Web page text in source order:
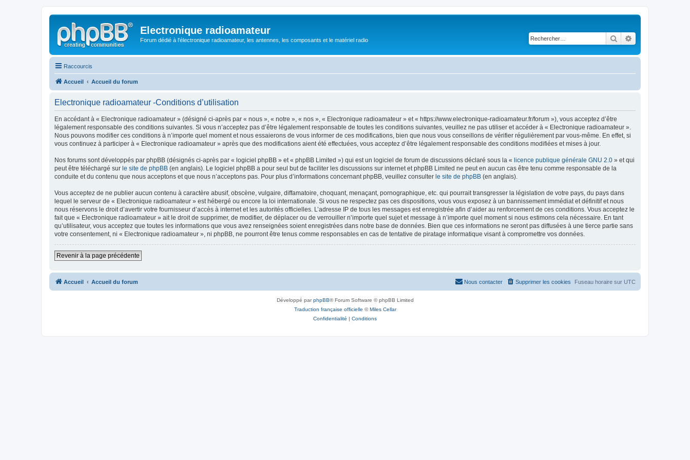
Electronique radioamateur
Forum dédié à l'électronique radioamateur, les antennes, les composants et le matériel radio Rechercher
Raccourcis
Accueil Accueil du forum
Electronique radioamateur -Conditions d’utilisation
En accédant à « Electronique radioamateur » (désigné ci-après par « nous », « notre », « nos », « Electronique radioamateur » et « https://www.electronique-radioamateur.fr/forum »), vous acceptez d’être
légalement responsable des conditions suivantes. Si vous n’acceptez pas d’être légalement responsable de toutes les conditions suivantes, veuillez ne pas utiliser et accéder à « Electronique radioamateur ».
Nous pouvons modifier ces conditions à n’importe quel moment et nous essaierons de vous informer de ces modifications, bien que nous vous conseillons de vérifier régulièrement par vous-même. En effet, si
vous continuez à participer à « Electronique radioamateur » après que des modifications aient été effectuées, vous acceptez d’être légalement responsable des conditions modifiées et mises à jour.
Nos forums sont développés par phpBB (désignés ci-après par « logiciel phpBB » et « phpBB Limited ») qui est un logiciel de forum de discussions déclaré sous la « licence publique générale GNU 2.0 » et qui
peut être téléchargé sur le site de phpBB (en anglais). Le logiciel phpBB a pour seul but de faciliter les discussions sur internet et phpBB Limited ne peut en aucun cas être tenu comme responsable de la
conduite et du contenu que nous acceptons et que nous n’acceptons pas. Pour plus d’informations concernant phpBB, veuillez consulter le site de phpBB (en anglais).
Vous acceptez de ne publier aucun contenu à caractère abusif, obscène, vulgaire, diffamatoire, choquant, menaçant, pornographique, etc. qui pourrait transgresser la législation de votre pays, du pays dans
lequel le serveur de « Electronique radioamateur » est hébergé ou encore la loi internationale. Si vous ne respectez pas ces dispositions, vous vous exposez à un bannissement immédiat et définitif et nous
nous réservons le droit d’avertir votre fournisseur d’accès à internet et les autorités officielles. L’adresse IP de tous les messages est enregistrée afin d’aider au renforcement de ces conditions. Vous acceptez le
fait que « Electronique radioamateur » ait le droit de supprimer, de modifier, de déplacer ou de verrouiller n’importe quel sujet et message à n’importe quel moment si nous estimons cela nécessaire. En tant
qu’utilisateur, vous acceptez que toutes les informations que vous avez renseignées soient enregistrées dans notre base de données. Bien que ces informations ne seront pas diffusées à une tierce partie sans
votre consentement, ni « Electronique radioamateur », ni phpBB, ne pourront être tenus comme responsables en cas de tentative de piratage informatique visant à compromettre vos données.
Revenir à la page précédente
Accueil Accueil du forum Fuseau horaire sur UTC
Supprimer les cookies
Nous contacter
Développé parphpBB® Forum Software © phpBB Limited
Traduction française officielle ©Miles Cellar
Confidentialité | Conditions